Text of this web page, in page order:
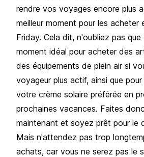
rendre vos voyages encore plus
meilleur moment pour les acheter
Friday. Cela dit, n'oubliez pas que
moment idéal pour acheter des
des équipements de plein air si
voyageur plus actif, ainsi que
votre crème solaire préférée en
prochaines vacances. Faites
maintenant et soyez prêt pour le
Mais n'attendez pas trop
achats, car vous ne serez pas le